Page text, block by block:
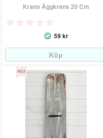
Krans Äggkrans 20 Cm
59 kr